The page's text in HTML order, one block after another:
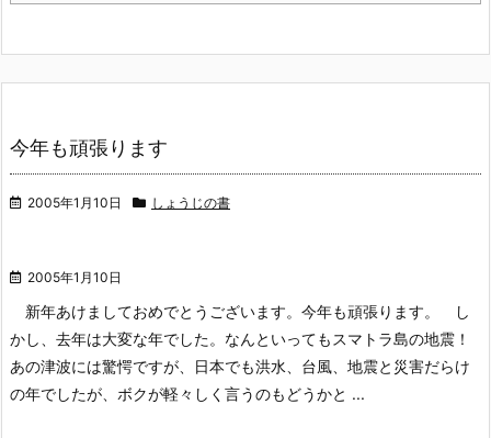
今年も頑張ります
2005年1月10日 しょうじの書
2005年1月10日
新年あけましておめでとうございます。今年も頑張ります。
し
かし、去年は大変な年でした。なんといってもスマトラ島の地震！
あの津波には驚愕ですが、日本でも洪水、台風、地震と災害だらけ
の年でしたが、ボクが軽々しく言うのもどうかと ...